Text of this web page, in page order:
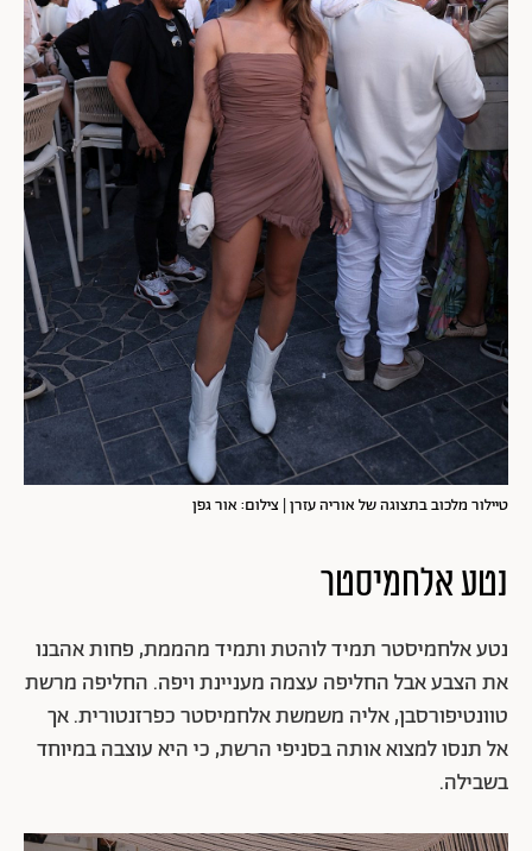
טיילור מלכוב בתצוגה של אוריה עזרן | צילום: אור גפן
נטע אלחמיסטר
נטע אלחמיסטר תמיד לוהטת ותמיד מהממת, פחות אהבנו
את הצבע אבל החליפה עצמה מעניינת ויפה. החליפה מרשת
טוונטיפורסבן, אליה משמשת אלחמיסטר כפרזנטורית. אך
אל תנסו למצוא אותה בסניפי הרשת, כי היא עוצבה במיוחד
בשבילה.